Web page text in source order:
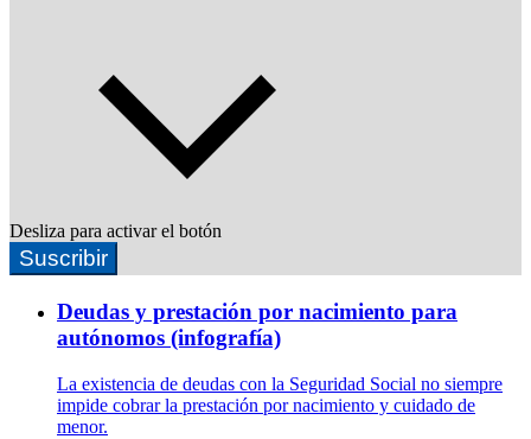
Desliza para activar el botón
Suscribir
Deudas y prestación por nacimiento para
autónomos (infografía)
La existencia de deudas con la Seguridad Social no siempre
impide cobrar la prestación por nacimiento y cuidado de
menor.